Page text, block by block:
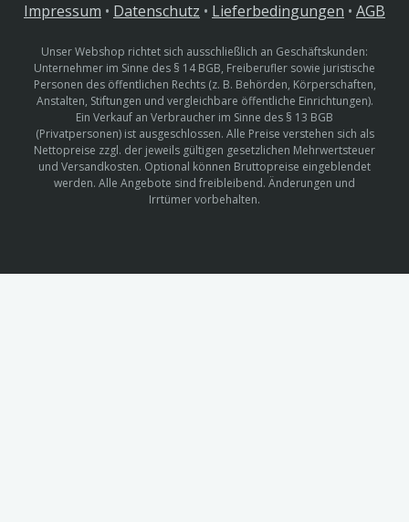
Impressum • Datenschutz • Lieferbedingungen • AGB
Unser Webshop richtet sich ausschließlich an Geschäftskunden:
Unternehmer im Sinne des § 14 BGB, Freiberufler sowie juristische
Personen des öffentlichen Rechts (z. B. Behörden, Körperschaften,
Anstalten, Stiftungen und vergleichbare öffentliche Einrichtungen).
Ein Verkauf an Verbraucher im Sinne des § 13 BGB
(Privatpersonen) ist ausgeschlossen. Alle Preise verstehen sich als
Nettopreise zzgl. der jeweils gültigen gesetzlichen Mehrwertsteuer
und Versandkosten. Optional können Bruttopreise eingeblendet
werden. Alle Angebote sind freibleibend. Änderungen und
Irrtümer vorbehalten.